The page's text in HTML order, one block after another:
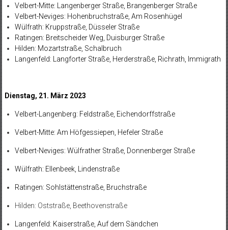
Velbert-Mitte: Langenberger Straße, Brangenberger Straße
Velbert-Neviges: Hohenbruchstraße, Am Rosenhügel
Wülfrath: Kruppstraße, Düsseler Straße
Ratingen: Breitscheider Weg, Duisburger Straße
Hilden: Mozartstraße, Schalbruch
Langenfeld: Langforter Straße, Herderstraße, Richrath, Immigrath
Dienstag, 21. März 2023
Velbert-Langenberg: Feldstraße, Eichendorffstraße
Velbert-Mitte: Am Höfgessiepen, Hefeler Straße
Velbert-Neviges: Wülfrather Straße, Donnenberger Straße
Wülfrath: Ellenbeek, Lindenstraße
Ratingen: Sohlstättenstraße, Bruchstraße
Hilden: Oststraße, Beethovenstraße
Langenfeld: Kaiserstraße, Auf dem Sändchen